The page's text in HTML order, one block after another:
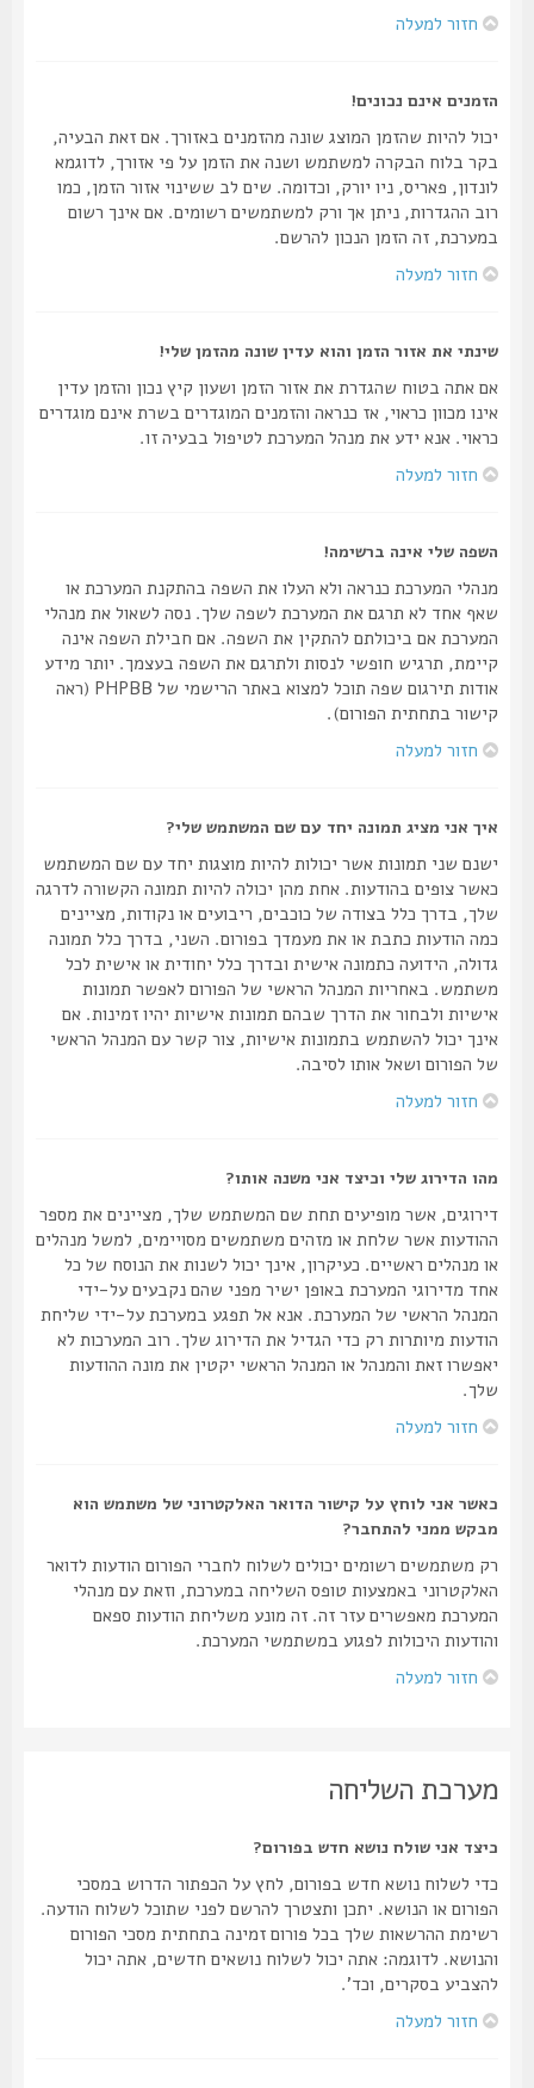
חזור למעלה
הזמנים אינם נכונים!
יכול להיות שהזמן המוצג שונה מהזמנים באזורך. אם זאת הבעיה,
בקר בלוח הבקרה למשתמש ושנה את הזמן על פי אזורך, לדוגמא
לונדון, פאריס, ניו יורק, וכדומה. שים לב ששינוי אזור הזמן, כמו
רוב ההגדרות, ניתן אך ורק למשתמשים רשומים. אם אינך רשום
במערכת, זה הזמן הנכון להרשם.
חזור למעלה
שינתי את אזור הזמן והוא עדין שונה מהזמן שלי!
אם אתה בטוח שהגדרת את אזור הזמן ושעון קיץ נכון והזמן עדין
אינו מכוון כראוי, אז כנראה והזמנים המוגדרים בשרת אינם מוגדרים
כראוי. אנא ידע את מנהל המערכת לטיפול בבעיה זו.
חזור למעלה
השפה שלי אינה ברשימה!
מנהלי המערכת כנראה ולא העלו את השפה בהתקנת המערכת או
שאף אחד לא תרגם את המערכת לשפה שלך. נסה לשאול את מנהלי
המערכת אם ביכולתם להתקין את השפה. אם חבילת השפה אינה
קיימת, תרגיש חופשי לנסות ולתרגם את השפה בעצמך. יותר מידע
אודות תירגום שפה תוכל למצוא באתר הרישמי של PHPBB (ראה
קישור בתחתית הפורום).
חזור למעלה
איך אני מציג תמונה יחד עם שם המשתמש שלי?
ישנם שני תמונות אשר יכולות להיות מוצגות יחד עם שם המשתמש
כאשר צופים בהודעות. אחת מהן יכולה להיות תמונה הקשורה לדרגה
שלך, בדרך כלל בצודה של כוכבים, ריבועים או נקודות, מציינים
כמה הודעות כתבת או את מעמדך בפורום. השני, בדרך כלל תמונה
גדולה, הידועה כתמונה אישית ובדרך כלל יחודית או אישית לכל
משתמש. באחריות המנהל הראשי של הפורום לאפשר תמונות
אישיות ולבחור את הדרך שבהם תמונות אישיות יהיו זמינות. אם
אינך יכול להשתמש בתמונות אישיות, צור קשר עם המנהל הראשי
של הפורום ושאל אותו לסיבה.
חזור למעלה
מהו הדירוג שלי וכיצד אני משנה אותו?
דירוגים, אשר מופיעים תחת שם המשתמש שלך, מציינים את מספר
ההודעות אשר שלחת או מזהים משתמשים מסויימים, למשל מנהלים
או מנהלים ראשיים. כעיקרון, אינך יכול לשנות את הנוסח של כל
אחד מדירוגי המערכת באופן ישיר מפני שהם נקבעים על-ידי
המנהל הראשי של המערכת. אנא אל תפגע במערכת על-ידי שליחת
הודעות מיותרות רק כדי הגדיל את הדירוג שלך. רוב המערכות לא
יאפשרו זאת והמנהל או המנהל הראשי יקטין את מונה ההודעות
חזור למעלה
כאשר אני לוחץ על קישור הדואר האלקטרוני של משתמש הוא
מבקש ממני להתחבר?
רק משתמשים רשומים יכולים לשלוח לחברי הפורום הודעות לדואר
האלקטרוני באמצעות טופס השליחה במערכת, וזאת עם מנהלי
המערכת מאפשרים עזר זה. זה מונע משליחת הודעות ספאם
והודעות היכולות לפגוע במשתמשי המערכת.
חזור למעלה
מערכת השליחה
כיצד אני שולח נושא חדש בפורום?
כדי לשלוח נושא חדש בפורום, לחץ על הכפתור הדרוש במסכי
הפורום או הנושא. יתכן ותצטרך להרשם לפני שתוכל לשלוח הודעה.
רשימת ההרשאות שלך בכל פורום זמינה בתחתית מסכי הפורום
והנושא. לדוגמה: אתה יכול לשלוח נושאים חדשים, אתה יכול
להצביע בסקרים, וכד'.
חזור למעלה